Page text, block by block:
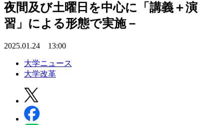
夜間及び土曜日を中心に「講義＋演
習」による形態で実施－
2025.01.24 13:00
大学ニュース
大学改革